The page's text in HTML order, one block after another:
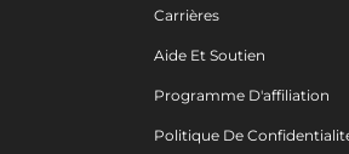
Carrières
Aide Et Soutien
Programme D'affiliation
Politique De